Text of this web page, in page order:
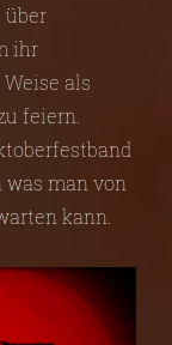
über
ihr
als
feiern.
man von
kann.